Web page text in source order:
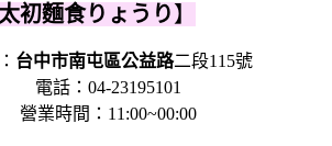
太初麵食りょうり 】
台中市南屯區公益路二段115號
電話： 04-23195101
營業時間：11:00~00:00